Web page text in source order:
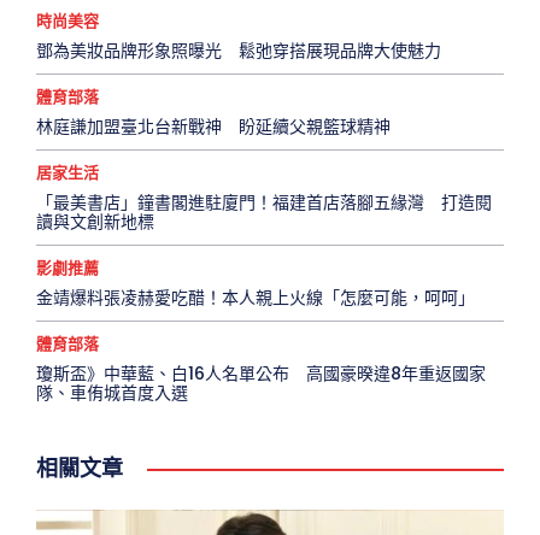
時尚美容
鄧為美妝品牌形象照曝光 鬆弛穿搭展現品牌大使魅力
體育部落
林庭謙加盟臺北台新戰神 盼延續父親籃球精神
居家生活
「最美書店」鐘書閣進駐廈門！福建首店落腳五緣灣 打造閱
讀與文創新地標
影劇推薦
金靖爆料張凌赫愛吃醋！本人親上火線「怎麼可能，呵呵」
體育部落
瓊斯盃》中華藍、白16人名單公布 高國豪暌違8年重返國家
隊、車侑城首度入選
相關文章